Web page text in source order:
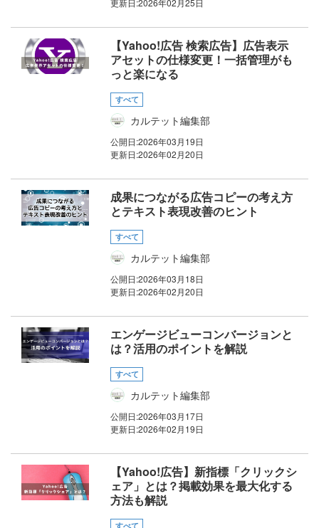
【Yahoo!広告 検索広告】広告表示
アセットの仕様変更！一括管理がも
っと楽になる
すべて
カルテット編集部
公開日:2026年03月19日
更新日:2026年02月20日
成果につながる広告コピーの考え方
とテキスト表現改善のヒント
すべて
カルテット編集部
公開日:2026年03月18日
更新日:2026年02月20日
エンゲージビューコンバージョンと
は？活用のポイントを解説
すべて
カルテット編集部
公開日:2026年03月17日
更新日:2026年02月19日
【Yahoo!広告】新指標「クリックシ
ェア」とは？掲載効果を最大化する
方法も解説
すべて